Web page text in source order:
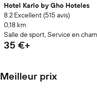
Hotel Karlo by Gho Hoteles
8.2 Excellent (515 avis)
0,18 km
Salle de sport, Service en
35 €+
Meilleur prix